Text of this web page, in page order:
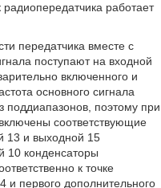
работает
передатчика вместе с
поступают на входной
включенного и
основного сигнала
поддиапазонов, поэтому при
соответствующие
13 и выходной 15
10 конденсаторы
к точке
и первого дополнительного